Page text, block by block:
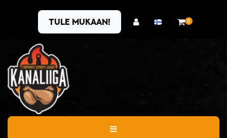
Tule mukaan! 0